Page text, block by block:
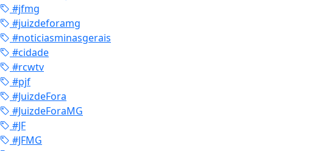
#jfmg
#juizdeforamg
#noticiasminasgerais
#cidade
#rcwtv
#pjf
#JuizdeFora
#JuizdeForaMG
#JF
#JFMG